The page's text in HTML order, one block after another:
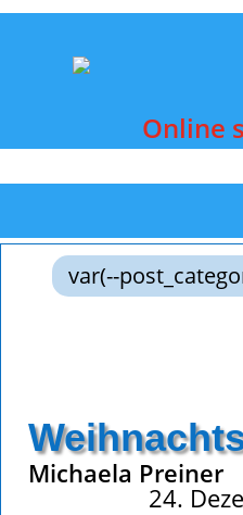
Online
var(--
Michaela Preiner
24.